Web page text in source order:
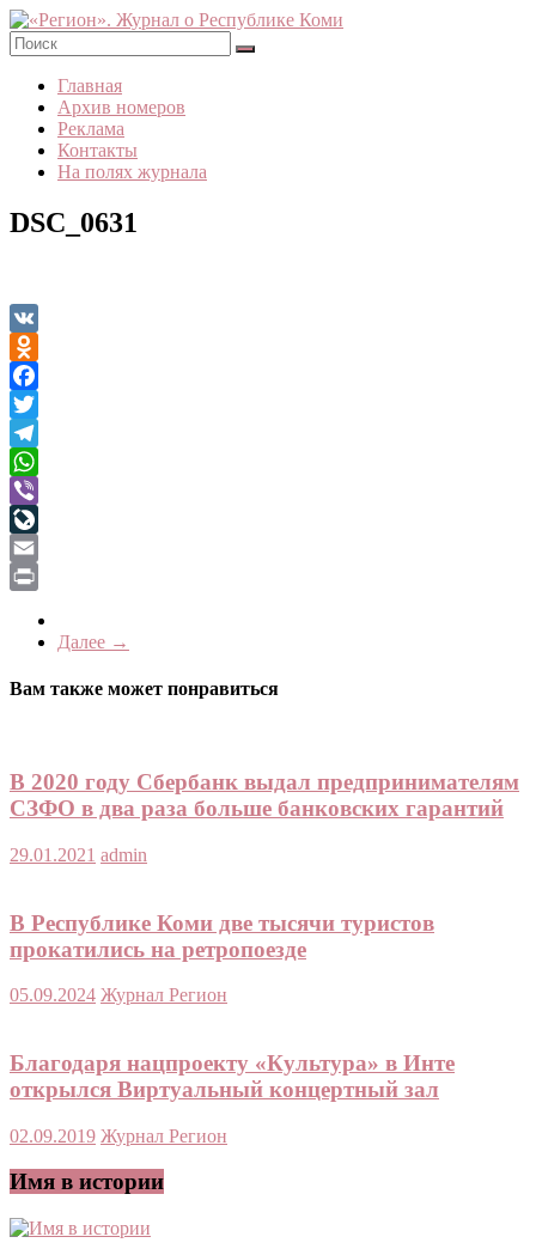
Skip
to
content
«Регион».
Журнал
Республике
Коми
Главная
Архив номеров
Реклама
Контакты
На полях журнала
DSC_0631
VK
Odnoklassniki
Facebook
Twitter
Telegram
WhatsApp
Viber
LiveJournal
Email
Далее →
Вам также может понравиться
В 2020 году Сбербанк выдал предпринимателям
СЗФО в два раза больше банковских гарантий
29.01.2021 admin
В Республике Коми две тысячи туристов
прокатились на ретропоезде
05.09.2024 Журнал Регион
Благодаря нацпроекту «Культура» в Инте
открылся Виртуальный концертный зал
02.09.2019 Журнал Регион
Имя в истории